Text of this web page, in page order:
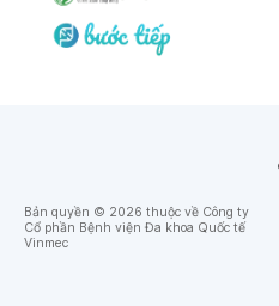
Bản quyền © 2026 thuộc về Công ty
Cổ phần Bệnh viện Đa khoa Quốc tế
Vinmec